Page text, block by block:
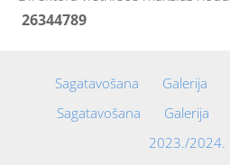
26344789
Sagatavošana Galerija
Sagatavošana
Galerija
2023./2024.